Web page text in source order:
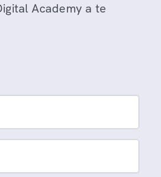
Academy a te